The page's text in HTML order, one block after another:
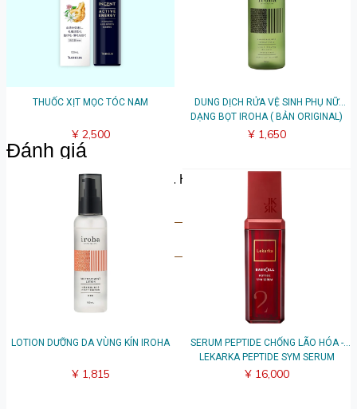
Đánh giá
Hãy chia sẻ suy nghĩ của bạn. Hãy là người đầu tiên để lại
bài đánh giá.
Viết đánh giá
THUỐC XỊT MỌC TÓC NAM
¥ 2,500
LOTION DƯỠNG DA VÙNG KÍN IROHA
¥ 1,815
DUNG DỊCH RỬA VỆ SINH PHỤ NỮ
DẠNG BỌT IROHA ( BẢN ORIGINAL)
¥ 1,650
SERUM PEPTIDE CHỐNG LÃO HÓA -
LEKARKA PEPTIDE SYM SERUM
¥ 16,000